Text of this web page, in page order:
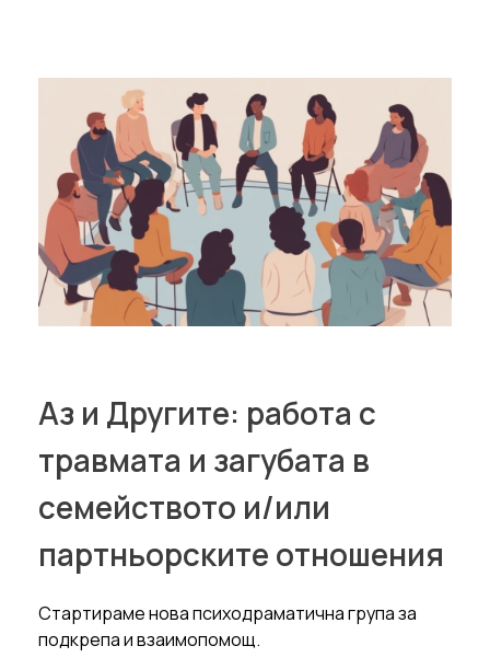
Аз и Другите: работа с
травмата и загубата в
семейството и/или
партньорските отношения
Стартираме нова психодраматична група за
подкрепа и взаимопомощ.